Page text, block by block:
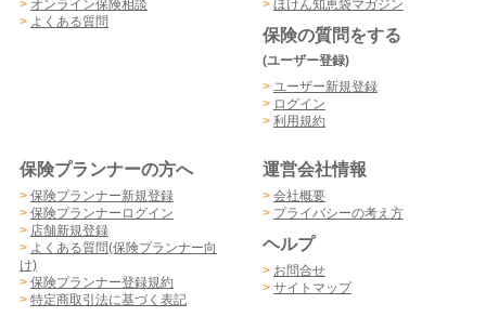
> オンライン保険相談
> よくある質問
> ほけん知恵袋マガジン
保険の質問をする
(ユーザー登録)
> ユーザー新規登録
> ログイン
> 利用規約
保険プランナーの方へ
> 保険プランナー新規登録
> 保険プランナーログイン
> 店舗新規登録
> よくある質問(保険プランナー向
け)
> 保険プランナー登録規約
> 特定商取引法に基づく表記
運営会社情報
> 会社概要
> プライバシーの考え方
ヘルプ
> お問合せ
> サイトマップ